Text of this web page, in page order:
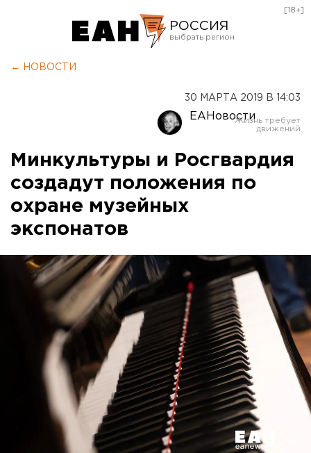
РОССИЯ
Оренбург
[18+]
← НОВОСТИ
30 МАРТА 2019 В 14:03
ЕАНовости
Минкультуры и Росгвардия
создадут положения по
охране музейных
экспонатов